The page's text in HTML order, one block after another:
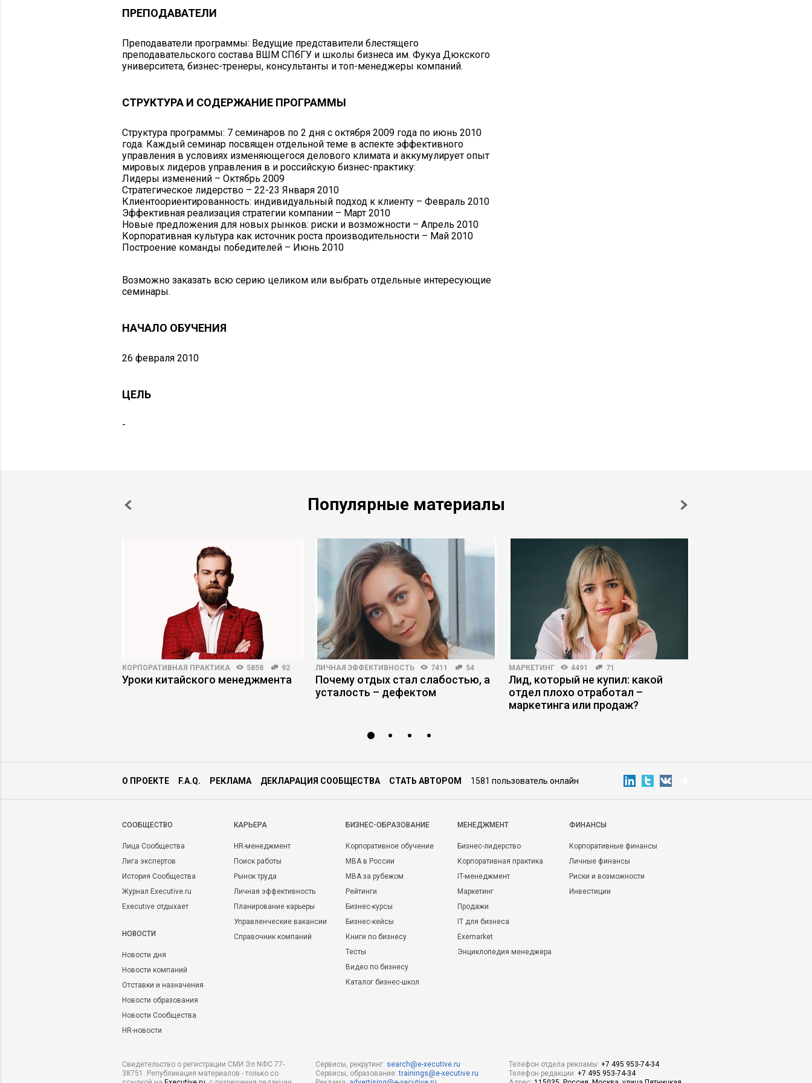
ПРЕПОДАВАТЕЛИ
Преподаватели программы: Ведущие представители блестящего
преподавательского состава ВШМ СПбГУ и школы бизнеса им. Фукуа Дюкского
университета, бизнес-тренеры, консультанты и топ-менеджеры компаний.
СТРУКТУРА И СОДЕРЖАНИЕ ПРОГРАММЫ
Структура программы: 7 семинаров по 2 дня с октября 2009 года по июнь 2010
года. Каждый семинар посвящен отдельной теме в аспекте эффективного
управления в условиях изменяющегося делового климата и аккумулирует опыт
мировых лидеров управления в и российскую бизнес-практику:
Лидеры изменений – Октябрь 2009
Стратегическое лидерство – 22-23 Января 2010
Клиентоориентированность: индивидуальный подход к клиенту – Февраль 2010
Эффективная реализация стратегии компании – Март 2010
Новые предложения для новых рынков: риски и возможности – Апрель 2010
Корпоративная культура как источник роста производительности – Май 2010
Построение команды победителей – Июнь 2010
Возможно заказать всю серию целиком или выбрать отдельные интересующие
семинары.
НАЧАЛО ОБУЧЕНИЯ
26 февраля 2010
ЦЕЛЬ
-
Популярные материалы
КОРПОРАТИВНАЯ ПРАКТИКА 5858 92
Уроки китайского менеджмента
ЛИЧНАЯ ЭФФЕКТИВНОСТЬ 7411 54
Почему отдых стал слабостью, а
усталость – дефектом
МАРКЕТИНГ 4491 71
Лид, который не купил: какой
отдел плохо отработал –
маркетинга или продаж?
О ПРОЕКТЕ F.A.Q. РЕКЛАМА ДЕКЛАРАЦИЯ СООБЩЕСТВА СТАТЬ АВТОРОМ 1581 пользователь онлайн
CООБЩЕСТВО
Лица Сообщества
Лига экспертов
История Сообщества
Журнал Executive.ru
Executive отдыхает
НОВОСТИ
Новости дня
Новости компаний
Отставки и назначения
Новости образования
Новости Сообщества
HR-новости
КАРЬЕРА
HR-менеджмент
Поиск работы
Рынок труда
Личная эффективность
Планирование карьеры
Управленческие вакансии
Справочник компаний
БИЗНЕС-ОБРАЗОВАНИЕ
Корпоративное обучение
MBA в России
MBA за рубежом
Рейтинги
Бизнес-курсы
Бизнес-кейсы
Книги по бизнесу
Тесты
Видео по бизнесу
Каталог бизнес-школ
МЕНЕДЖМЕНТ
Бизнес-лидерство
Корпоративная практика
IT-менеджмент
Маркетинг
Продажи
IT для бизнеса
Exemarket
Энциклопедия менеджера
ФИНАНСЫ
Корпоративные финансы
Личные финансы
Риски и возможности
Инвестиции
Свидетельство о регистрации СМИ Эл NФС 77-
38751. Републикация материалов - только со
Сервисы, рекрутинг: search@e-xecutive.ru
Сервисы, образование:trainings@e-xecutive.ru
Телефон отдела рекламы: +7 495 953-74-34
Телефон редакции: +7 495 953-74-34